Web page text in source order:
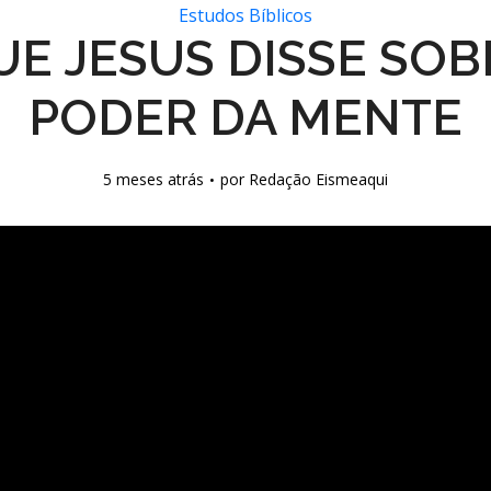
Estudos Bíblicos
JESUS DISSE
PODER DA MENTE
5 meses atrás por Redação Eismeaqui